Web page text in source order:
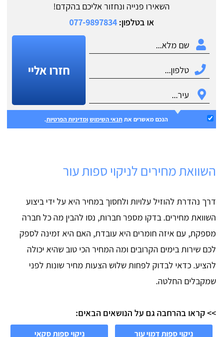
השאירו פנייה ונחזור אליכם בהקדם!
או בטלפון:077-9897834
חזרו אליי
הנכם מאשרים אתתנאי השימוש ומדיניות הפרטיות.
השוואת מחירים לניקוי ספות עור
דרך נהדרת להוזיל עלויות ולחסוך במחיר היא על ידי ביצוע
השוואת מחירים. בדקו מספר חברות, נסו להבין מה כל חברה
מספקת, עם איזה חומרים היא עובדת, האם היא זמינה לספק
לכם שירות בימים הקרובים ומה המחיר הכי טוב שהיא יכולה
להציע. כדאי לבדוק לפחות שלוש הצעות מחיר שונות לפני
שמקבלים החלטה.
>> קראו בהרחבה גם על הנושאים הבאים:
ניקוי ספות דמוי עור ניקוי ספות סקאי